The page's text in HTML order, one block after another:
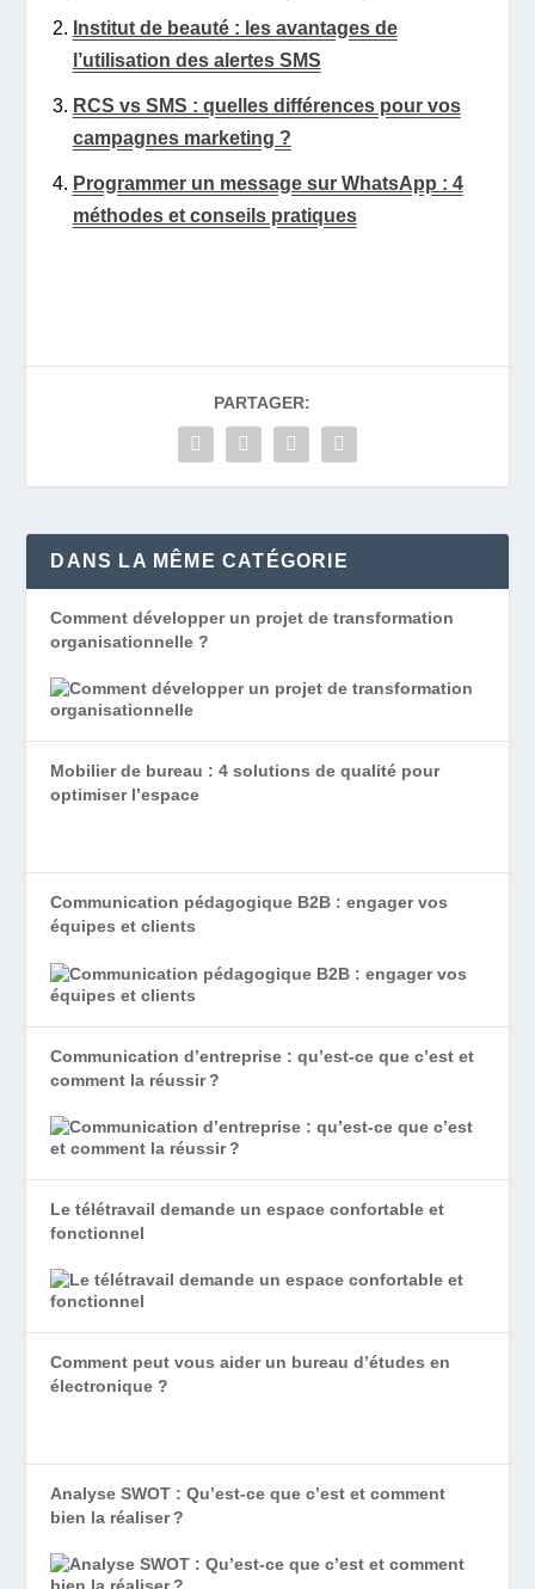
Institut de beauté : les avantages de
l’utilisation des alertes SMS
RCS vs SMS : quelles différences pour vos
campagnes marketing ?
Programmer un message sur WhatsApp : 4
méthodes et conseils pratiques
PARTAGER:
DANS LA MÊME CATÉGORIE
Comment développer un projet de transformation
organisationnelle ?
Mobilier de bureau : 4 solutions de qualité pour
optimiser l’espace
Communication pédagogique B2B : engager vos
équipes et clients
Communication d’entreprise : qu’est-ce que c’est et
comment la réussir ?
Le télétravail demande un espace confortable et
fonctionnel
Comment peut vous aider un bureau d’études en
électronique ?
Analyse SWOT : Qu’est-ce que c’est et comment
bien la réaliser ?